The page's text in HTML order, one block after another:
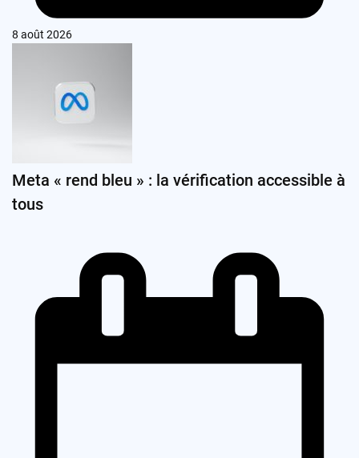
8 août 2026
Meta « rend bleu » : la vérification accessible à
tous